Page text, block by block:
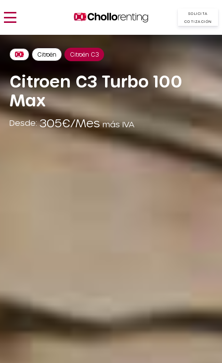
SOLICITA
COTIZACIÓN
Citroën Citroën C3
Citroen C3 Turbo 100
Max
Desde: 305€/Mesmás IVA